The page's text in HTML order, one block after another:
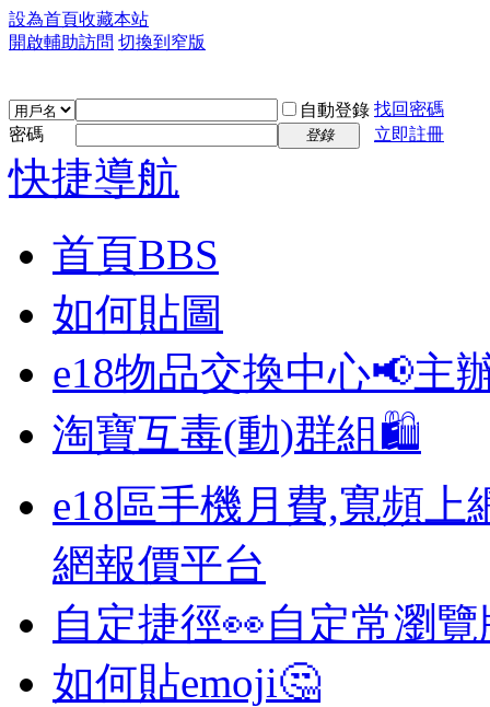
設為首頁收藏本站
開啟輔助訪問 切換到窄版
自動登錄 找回密碼
密碼
登錄 立即註冊
快捷導航
首頁BBS
如何貼圖
e18物品交換中心📢主
淘寶互毒(動)群組🛍️
e18區手機月費,寬頻上
網報價平台
自定捷徑👀自定常瀏
如何貼emoji🤔